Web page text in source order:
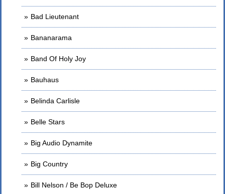
Bad Lieutenant
Bananarama
Band Of Holy Joy
Bauhaus
Belinda Carlisle
Belle Stars
Big Audio Dynamite
Big Country
Bill Nelson / Be Bop Deluxe